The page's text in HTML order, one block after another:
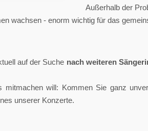
Außerhalb der
wachsen - enorm wichtig für das
auf der Suche nach weiteren
will: Kommen Sie ganz
unserer Konzerte.